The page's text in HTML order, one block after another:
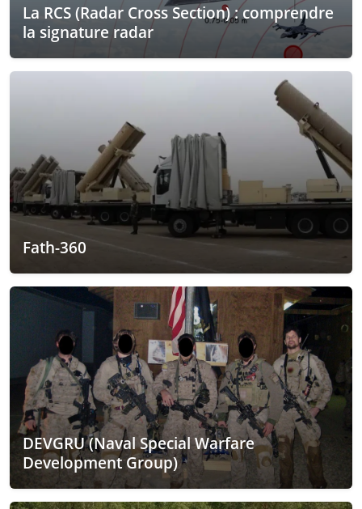
La RCS (Radar Cross Section) : comprendre
la signature radar
Fath-360
DEVGRU (Naval Special Warfare
Development Group)